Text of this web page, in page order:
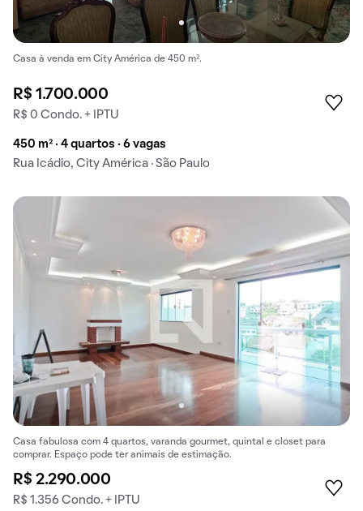
Casa à venda em City América de 450 m².
R$ 1.700.000
R$ 0 Condo. + IPTU
450 m² · 4 quartos · 6 vagas
Rua Icádio, City América · São Paulo
Casa fabulosa com 4 quartos, varanda gourmet, quintal e closet para
comprar. Espaço pode ter animais de estimação.
R$ 2.290.000
R$ 1.356 Condo. + IPTU